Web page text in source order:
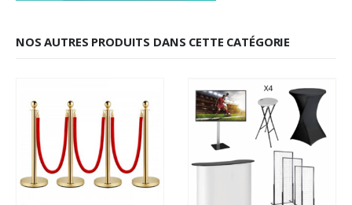
NOS AUTRES PRODUITS DANS CETTE CATÉGORIE